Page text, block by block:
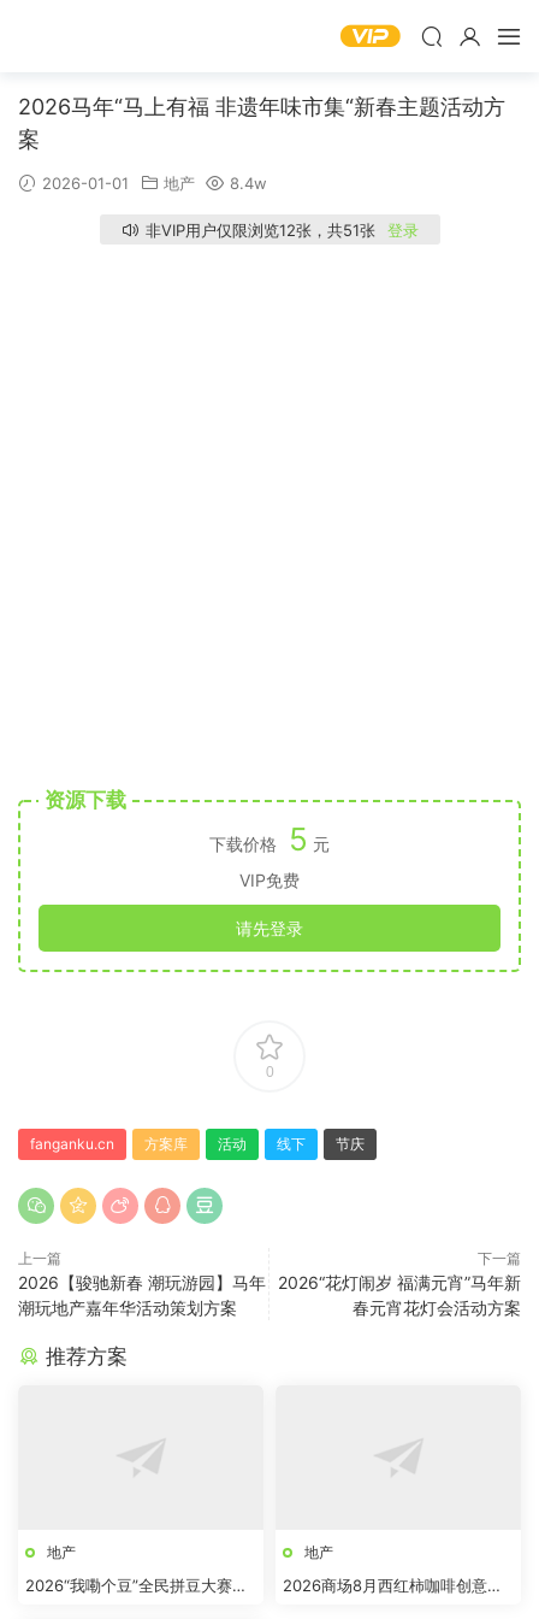
2026马年“马上有福 非遗年味市集“新春主题活动方
案
2026-01-01 地产 8.4w
非VIP用户仅限浏览12张，共51张 登录
资源下载
下载价格 5 元
VIP免费
请先登录
0
fanganku.cn 方案库 活动 线下 节庆
上一篇
2026【骏驰新春 潮玩游园】马年
潮玩地产嘉年华活动策划方案
下一篇
2026“花灯闹岁 福满元宵”马年新
春元宵花灯会活动方案
推荐方案
地产
2026“我嘞个豆”全民拼豆大赛主
地产
2026商场8月西红柿咖啡创意市